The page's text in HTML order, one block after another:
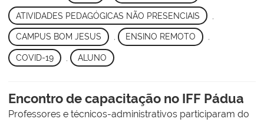
ATIVIDADES PEDAGÓGICAS NÃO PRESENCIAIS
CAMPUS BOM JESUS , ENSINO REMOTO ,
COVID-19 ALUNO
Encontro de capacitação no IFF Pádua
Professores e técnicos-administrativos participaram do